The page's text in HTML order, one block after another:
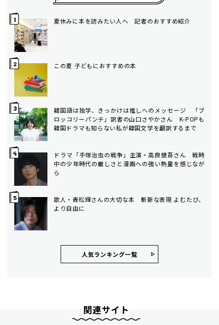
夏休みに本を読みたい人へ 記者のおすすめ紹介
この夏 子どもにおすすめの本
韓国語は独学、きっかけは推しへのメッセージ 「ブ
ロッコリーパンチ」訳者の山口さやかさん K-POPも
韓国ドラマも知らない私が韓国文学を翻訳するまで
ドラマ「手塚治虫の戦争」主演・高良健吾さん 戦時
中の少年時代の厳しさと漫画への強い熱量を感じなが
ら
歌人・青松輝さんの大切な本 斬新な表現 よむたび、
より自由に
人気ランキング⼀覧
関連サイト